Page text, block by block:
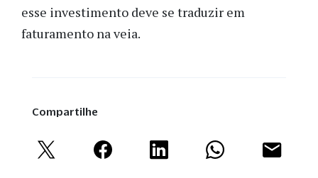
esse investimento deve se traduzir em
faturamento na veia.
Compartilhe